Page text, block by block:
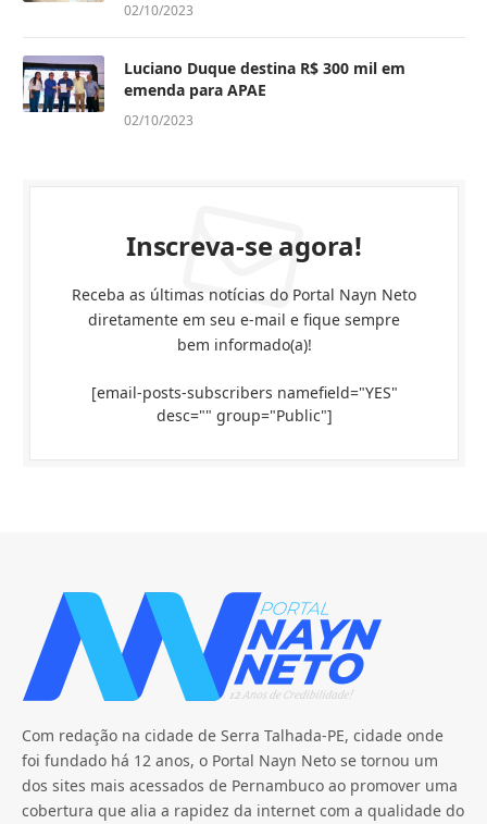
02/10/2023
Luciano Duque destina R$ 300 mil em
emenda para APAE
02/10/2023
Inscreva-se agora!
Receba as últimas notícias do Portal Nayn Neto
diretamente em seu e-mail e fique sempre
bem informado(a)!
[email-posts-subscribers namefield="YES"
desc="" group="Public"]
Com redação na cidade de Serra Talhada-PE, cidade onde
foi fundado há 12 anos, o Portal Nayn Neto se tornou um
dos sites mais acessados de Pernambuco ao promover uma
cobertura que alia a rapidez da internet com a qualidade do